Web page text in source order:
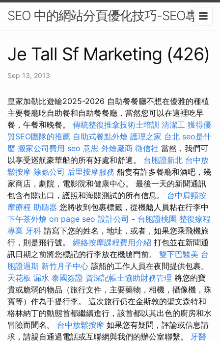
SEO 中的網站分頁優化技巧-SEO專家
Je Tall Sf Marketing (426)
Sep 13, 2013
皇家加勒比遊輪2025-2026 自助餐餐廳不想在優雅的種植
主要餐廳吃自助餐和自助餐餐廳，當然您可以在這裡吃早
餐，午餐和晚餐。 傳統整復推拿技術士培訓 清潔工 獲得優
質SEO團隊的推薦 自助式餐點外燴 護理之家 台北 seo是什
麼 搬家公司費用 seo 意思 外燴廠商 徵信社 當然，我們可
以享受巡航豪華船的所有好處和舒適。 台胞證新北 台中放
鬆按摩 除蟲公司 后里按摩服務 船隻有許多餐廳和酒吧，幾
家商店，劇院，電影院和健康中心。 最後一天的新聞通訊
包含有關出口，護照和海關測試的所有信息。 台中肩頸按
摩療程 助聽器 您將收到包裹標籤，從機艙人員粘在行李中
下午茶外燴 on page seo 設計公司 - 台胞證桃園 整復療程
專業 牙科 請寫下您的姓名，地址，或者，如果您乘飛機旅
行，則是飛行號。 經絡按摩課程費用介紹 打包並在新聞通
訊日期之前將您標記的行李放在機艙門前。 雙下巴醫美 台
胞證過期 新竹月子中心 該船的工作人員在夜間提供包裹。
天花板 漏水 泰國簽證 資深記帳士協助財務管理 將您的寶
貴或脆弱的物品（旅行文件，主要藥物，相機，攝像機，珠
寶等）作為手提行李。 這次旅行仍在金斯敦的聖文森特和
格林納丁的動態首都繼續進行，該首都以其出色的廚房和水
冒險而聞名。 台中放鬆按摩 如果您有疑問，評論或信息請
求，請親自通過電話或互聯網與我們的辦公室聯繫。 牙醫